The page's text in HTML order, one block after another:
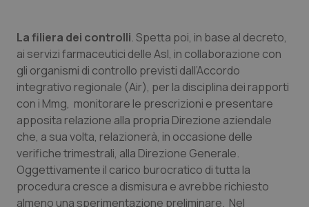
La filiera dei controlli. Spetta poi, in base al decreto,
ai servizi farmaceutici delle Asl, in collaborazione con
gli organismi di controllo previsti dall’Accordo
integrativo regionale (Air), per la disciplina dei rapporti
con i Mmg, monitorare le prescrizioni e presentare
apposita relazione alla propria Direzione aziendale
che, a sua volta, relazionerà, in occasione delle
verifiche trimestrali, alla Direzione Generale.
Oggettivamente il carico burocratico di tutta la
procedura cresce a dismisura e avrebbe richiesto
almeno una sperimentazione preliminare. Nel
CookieScript
www.quotidianosanita.it